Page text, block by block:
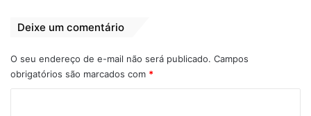
da Prefeitura de Alcântara, por meio da
Secretaria Municipal de Cultura e Turismo.
Deixe um comentário
O seu endereço de e-mail não será publicado. Campos
obrigatórios são marcados com *